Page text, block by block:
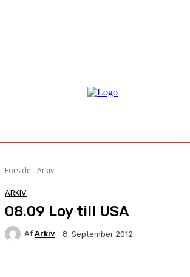
Forside Arkiv
ARKIV
08.09 Loy till USA
Af Arkiv 8. September 2012